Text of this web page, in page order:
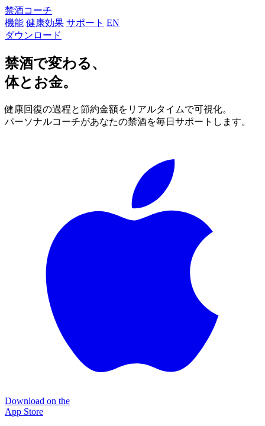
禁酒コーチ
機能 健康効果 サポート EN
ダウンロード
禁酒で変わる、
体とお金。
健康回復の過程と節約金額をリアルタイムで可視化。
パーソナルコーチがあなたの禁酒を毎日サポートします。
Download on the
App Store